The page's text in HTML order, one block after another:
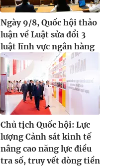
Ngày 9/8, Quốc hội thảo
luận về Luật sửa đổi 3
luật lĩnh vực ngân hàng
Chủ tịch Quốc hội: Lực
lượng Cảnh sát kinh tế
nâng cao năng lực điều
tra số, truy vết dòng tiền